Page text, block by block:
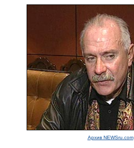
Архив NEWSru.com